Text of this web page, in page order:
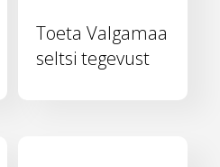
Toeta Valgamaa
seltsi tegevust